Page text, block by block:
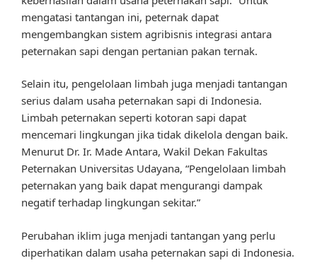
mengatasi tantangan ini, peternak dapat
mengembangkan sistem agribisnis integrasi antara
peternakan sapi dengan pertanian pakan ternak.
Selain itu, pengelolaan limbah juga menjadi tantangan
serius dalam usaha peternakan sapi di Indonesia.
Limbah peternakan seperti kotoran sapi dapat
mencemari lingkungan jika tidak dikelola dengan baik.
Menurut Dr. Ir. Made Antara, Wakil Dekan Fakultas
Peternakan Universitas Udayana, “Pengelolaan limbah
peternakan yang baik dapat mengurangi dampak
negatif terhadap lingkungan sekitar.”
Perubahan iklim juga menjadi tantangan yang perlu
diperhatikan dalam usaha peternakan sapi di Indonesia.